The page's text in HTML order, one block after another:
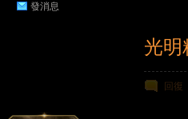
發消息
光
回復